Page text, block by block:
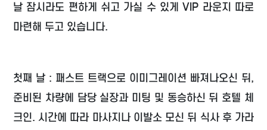
날 잠시라도 편하게 쉬고 가실 수 있게 VIP 라운지 따로
마련해 두고 있습니다.
첫째 날 : 패스트 트랙으로 이미그레이션 빠져나오신 뒤,
준비된 차량에 담당 실장과 미팅 및 동승하신 뒤 호텔 체
크인. 시간에 따라 마사지나 이발소 모신 뒤 식사 후 가라